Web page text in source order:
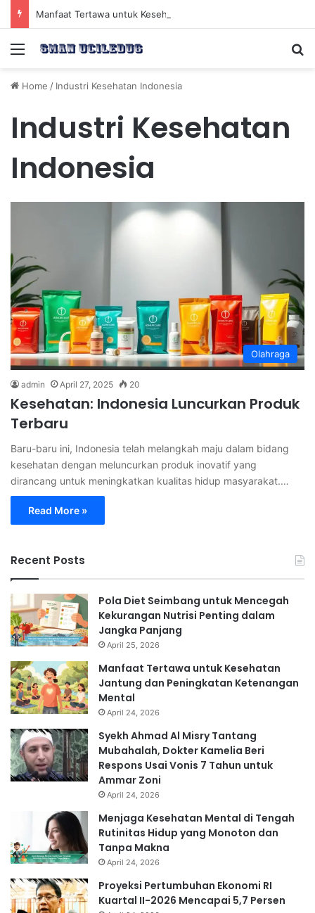
Menu
Home / Industri Kesehatan Indonesia
Industri Kesehatan
Indonesia
Olahraga
admin April 27, 2025 20
Kesehatan: Indonesia Luncurkan Produk
Terbaru
Baru-baru ini, Indonesia telah melangkah maju dalam bidang
kesehatan dengan meluncurkan produk inovatif yang
dirancang untuk meningkatkan kualitas hidup masyarakat.…
Read More »
Recent Posts
Pola Diet Seimbang untuk Mencegah
Kekurangan Nutrisi Penting dalam
Jangka Panjang
April 25, 2026
Manfaat Tertawa untuk Kesehatan
Jantung dan Peningkatan Ketenangan
Mental
April 24, 2026
Syekh Ahmad Al Misry Tantang
Mubahalah, Dokter Kamelia Beri
Respons Usai Vonis 7 Tahun untuk
Ammar Zoni
April 24, 2026
Menjaga Kesehatan Mental di Tengah
Rutinitas Hidup yang Monoton dan
Tanpa Makna
April 24, 2026
Proyeksi Pertumbuhan Ekonomi RI
Kuartal II-2026 Mencapai 5,7 Persen